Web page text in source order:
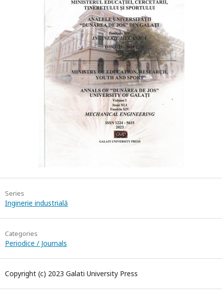
Series
Inginerie industrială
Categories
Periodice / Journals
Copyright (c) 2023 Galati University Press